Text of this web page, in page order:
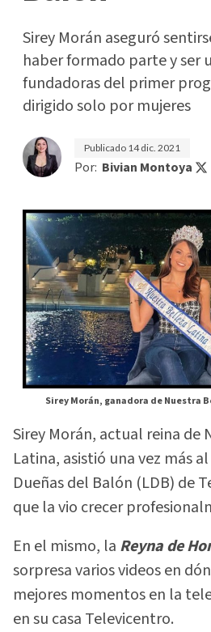
Sirey Morán aseguró
haber formado parte y ser
fundadoras del primer
dirigido solo por mujeres
Publicado 14 dic. 2021
Por: Bivian Montoya
Sirey Morán, ganadora de Nuestra
Sirey Morán, actual reina de
Latina, asistió una vez más
Dueñas del Balón (LDB) de
que la vio crecer
En el mismo, la Reyna de
sorpresa varios videos en
mejores momentos en la
en su casa Televicentro.